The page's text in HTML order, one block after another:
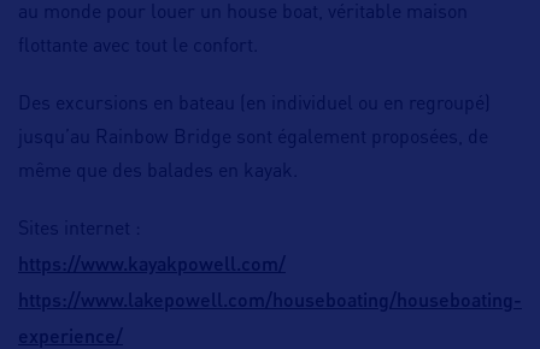
au monde pour louer un house boat, véritable maison
flottante avec tout le confort.
Des excursions en bateau (en individuel ou en regroupé)
jusqu’au Rainbow Bridge sont également proposées, de
même que des balades en kayak.
Sites internet :
https://www.kayakpowell.com/
https://www.lakepowell.com/houseboating/houseboating-
experience/